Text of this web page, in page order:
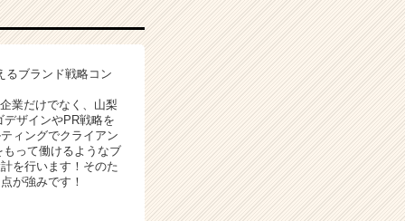
るブランド戦略コン
業だけでなく、山梨
ザインやPR戦略を
ィングでクライアン
って働けるようなブ
を行います！そのた
が強みです！